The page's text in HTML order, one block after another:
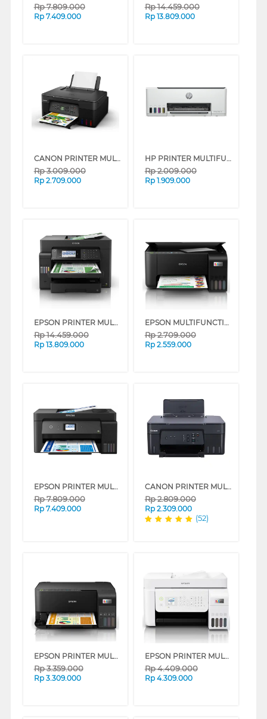
Rp7.809.000
Rp 7.409.000
Rp14.459.000
Rp 13.809.000
CANON PRINTER MULTIFUNCTION INKJET MEGATANK PIXMA G3770 BLACK
Rp3.009.000
Rp 2.709.000
HP PRINTER MULTIFUNCTION SMART TANK 580 ALL-IN-ONE
Rp2.009.000
Rp 1.909.000
EPSON PRINTER MULTIFUNCTION INK TANK ECOTANK L15150 A3 WIFI DUPLEX
Rp14.459.000
Rp 13.809.000
EPSON MULTIFUNCTION INK TANK PRINTER ECOTANK L3251 L3251_MT
Rp2.709.000
Rp 2.559.000
EPSON PRINTER MULTIFUNCTION INK TANK ECO TANK L14150 A3+ WI-FI DUPLEX WIDE-FORMAT
Rp7.809.000
Rp 7.409.000
CANON PRINTER MULTIFUNCTION INKJET MEGATANK PIXMA G3730B
Rp2.809.000
Rp 2.309.000
(52)
EPSON PRINTER MULTIFUNCTION INK TANK ECOTANK L3550
Rp3.359.000
Rp 3.309.000
EPSON PRINTER MULTIFUNCTION INK TANK ECOTANK L5296 A4 WI-FI ALL-IN-ONE
Rp4.409.000
Rp 4.309.000